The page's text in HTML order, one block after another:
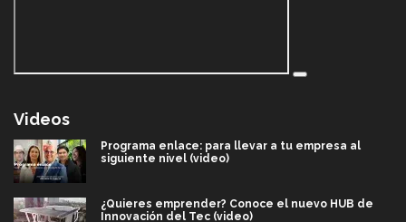
Videos
Programa enlace: para llevar a tu empresa al
siguiente nivel (video)
¿Quieres emprender? Conoce el nuevo HUB de
Innovación del Tec (video)